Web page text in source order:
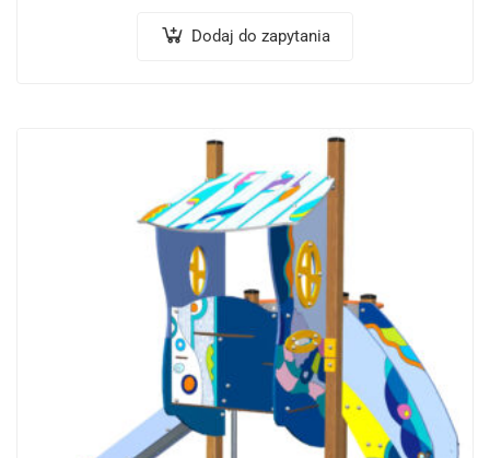
Dodaj do zapytania